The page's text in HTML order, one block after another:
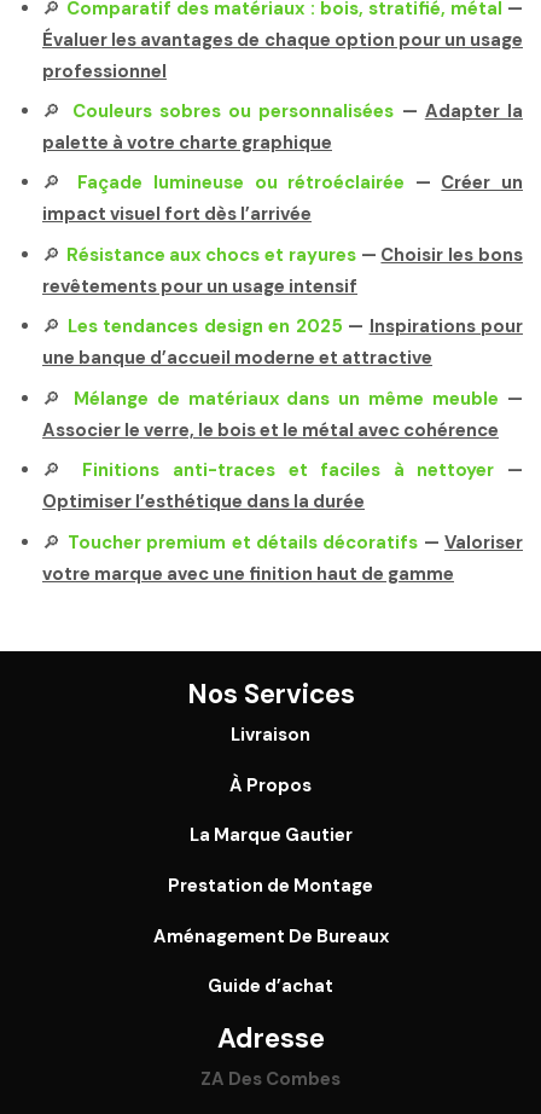
🔎 Comparatif des matériaux : bois, stratifié, métal —
Évaluer les avantages de chaque option pour un usage
professionnel
🔎 Couleurs sobres ou personnalisées — Adapter la
palette à votre charte graphique
🔎 Façade lumineuse ou rétroéclairée — Créer un
impact visuel fort dès l’arrivée
🔎 Résistance aux chocs et rayures— Choisir les bons
revêtements pour un usage intensif
🔎 Les tendances design en 2025 — Inspirations pour
une banque d’accueil moderne et attractive
🔎 Mélange de matériaux dans un même meuble —
Associer le verre, le bois et le métal avec cohérence
🔎 Finitions anti-traces et faciles à nettoyer —
Optimiser l’esthétique dans la durée
🔎 Toucher premium et détails décoratifs — Valoriser
votre marque avec une finition haut de gamme
Nos Services
Livraison
À Propos
La Marque Gautier
Prestation de Montage
Aménagement De Bureaux
Guide d’achat
Adresse
ZA Des Combes